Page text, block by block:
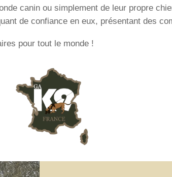
canin ou simplement de leur propre
de confiance en eux, présentant des
pour tout le monde !